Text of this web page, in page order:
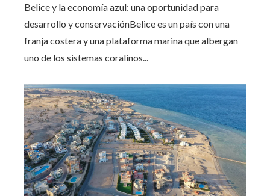
Belice y la economía azul: una oportunidad para
desarrollo y conservaciónBelice es un país con una
franja costera y una plataforma marina que albergan
uno de los sistemas coralinos...